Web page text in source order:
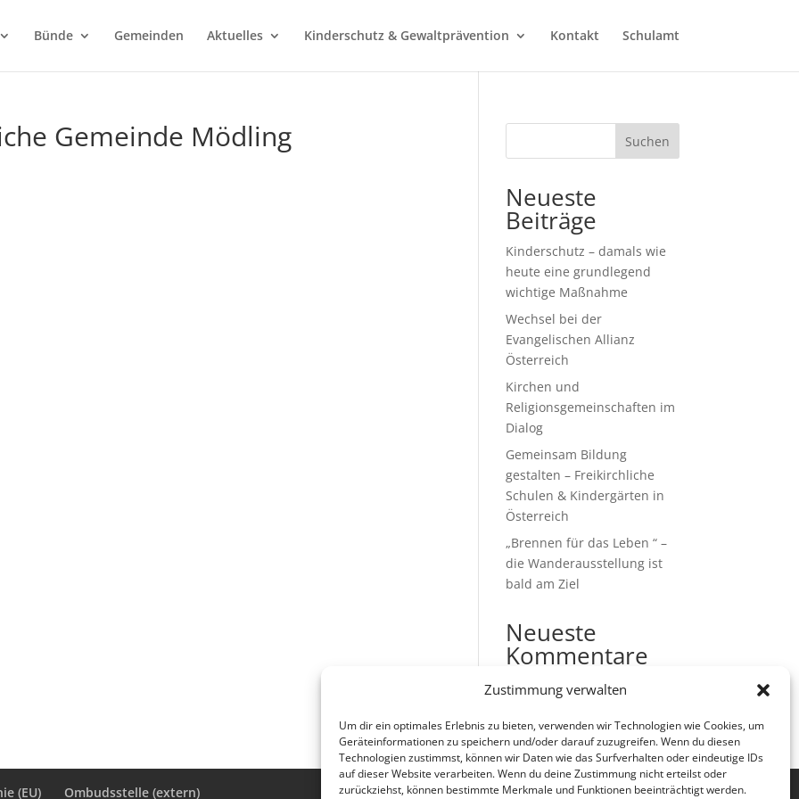
Zustimmung verwalten
Um dir ein optimales Erlebnis zu bieten, verwenden wir Technologien wie Cookies, um
Geräteinformationen zu speichern und/oder darauf zuzugreifen. Wenn du diesen
Technologien zustimmst, können wir Daten wie das Surfverhalten oder eindeutige IDs
auf dieser Website verarbeiten. Wenn du deine Zustimmung nicht erteilst oder
zurückziehst, können bestimmte Merkmale und Funktionen beeinträchtigt werden.
Bünde Gemeinden Aktuelles Kinderschutz & Gewaltprävention Kontakt Schulamt
Gemeinde Mödling Suchen
Neueste
Beiträge
Kinderschutz – damals wie
heute eine grundlegend
wichtige Maßnahme
Wechsel bei der
Evangelischen Allianz
Österreich
Kirchen und
Religionsgemeinschaften im
Dialog
Gemeinsam Bildung
gestalten – Freikirchliche
Schulen & Kindergärten in
Österreich
„Brennen für das Leben “ –
die Wanderausstellung ist
bald am Ziel
Neueste
Kommentare
Es sind keine Kommentare
(EU) Ombudsstelle (extern)